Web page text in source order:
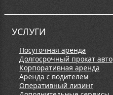
УСЛУГИ
Посуточная аренда
Долгосрочный прокат авто
Корпоративная аренда
Аренда с водителем
Оперативный лизинг